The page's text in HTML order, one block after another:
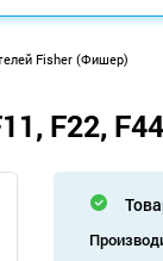
Fisher (Фишер)
F22, F44